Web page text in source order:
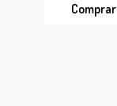
Comprar